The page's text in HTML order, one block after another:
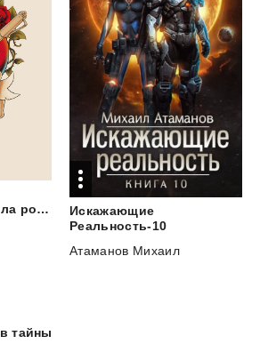
менеджера. Правила российского руководителя
Искажающие
Реальность-10
Атаманов Михаил
тайны